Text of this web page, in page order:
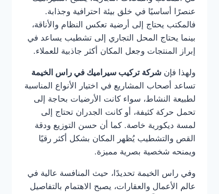
عنصرًا أساسيًا في خلق بيئة احترافية وجذابة.
فالمكتب يحتاج إلى أرضية تعكس النظام والأناقة،
بينما يحتاج المحل التجاري إلى تشطيب يساعد في
إبراز المنتجات وجعل المكان أكثر جاذبية للعملاء.
ولهذا فإن شركة تركيب سيراميك في راس الخيمة
تساعد أصحاب المشاريع في اختيار الأنواع المناسبة
لطبيعة النشاط، سواء كانت الأرضيات بحاجة إلى
تحمل حركة كثيفة، أو كانت الجدران تحتاج إلى
لمسة ديكورية خاصة. كما أن حسن التوزيع ودقة
القص والتشطيب يُظهر المكان بشكل أكثر رقيًا
ويمنحه شخصية بصرية مميزة.
وفي راس الخيمة تحديدًا، حيث المنافسة عالية في
عالم الأعمال والعقارات، يصبح الاهتمام بالتفاصيل